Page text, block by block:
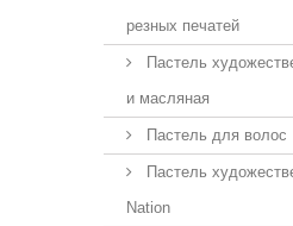
резных печатей
Пастель
и масляная
Пастель для волос
Пастель
Nation